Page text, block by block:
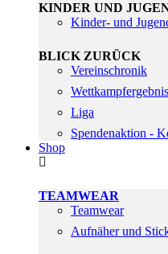
KINDER UND
Kinder- und
BLICK ZURÜCK
Vereinschronik
Liga
Spendenaktion -
Shop
TEAMWEAR
Teamwear
Aufnäher und